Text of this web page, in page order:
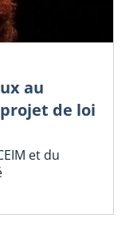
au
de loi
et du